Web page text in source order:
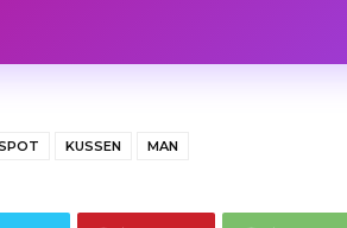
KUSSEN MAN